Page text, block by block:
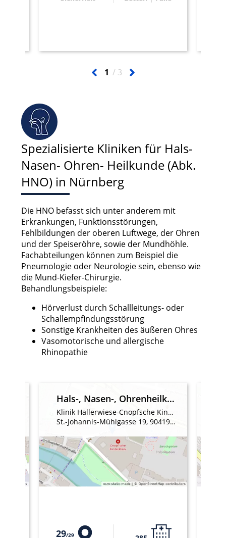
1 3
Spezialisierte Kliniken für Hals-
Nasen- Ohren- Heilkunde (Abk.
HNO) in Nürnberg
Die HNO befasst sich unter anderem mit
Erkrankungen, Funktionsstörungen,
Fehlbildungen der oberen Luftwege, der Ohren
und der Speiseröhre, sowie der Mundhöhle.
Fachabteilungen können zum Beispiel die
Pneumologie oder Neurologie sein, ebenso wie
die Mund-Kiefer-Chirurgie.
Behandlungsbeispiele:
Hörverlust durch Schallleitungs- oder
Schallempfindungsstörung
Sonstige Krankheiten des äußeren Ohres
Vasomotorische und allergische
Rhinopathie
Hals-, Nasen-, Ohrenheilkunde
Klinik Hallerwiese-Cnopfsche Kinderklinik
St.-Johannis-Mühlgasse 19, 90419 Nürnberg
29 29